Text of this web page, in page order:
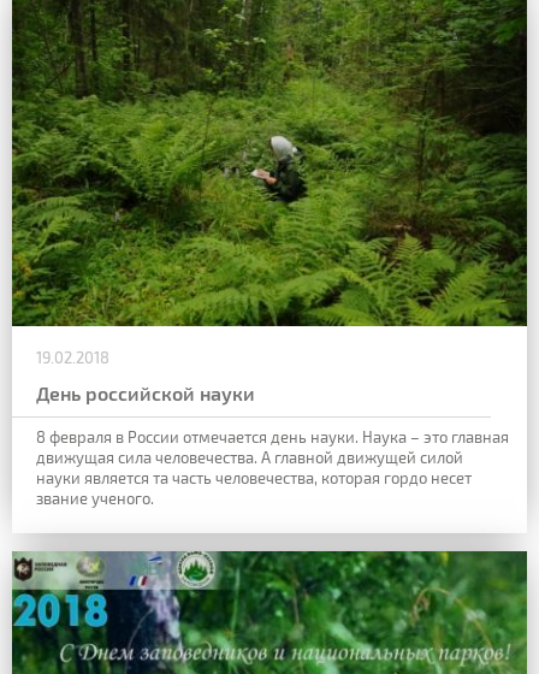
19.02.2018
День российской науки
8 февраля в России отмечается день науки. Наука – это главная
движущая сила человечества. А главной движущей силой
науки является та часть человечества, которая гордо несет
звание ученого.